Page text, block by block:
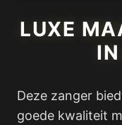
LUXE
Deze zanger
goede kwaliteit